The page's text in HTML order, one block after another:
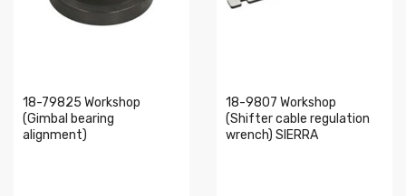
18-79825 Workshop
(Gimbal bearing
alignment)
18-9807 Workshop
(Shifter cable regulation
wrench) SIERRA